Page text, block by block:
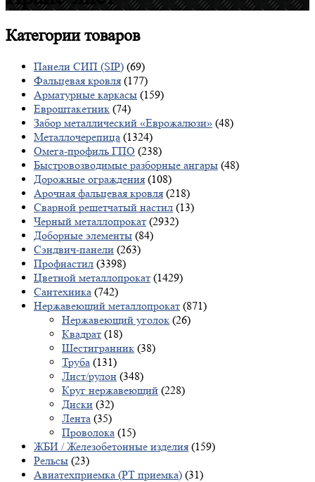
Категориитоваров
Панели СИП (SIP) (69)
Фальцевая кровля (177)
Арматурные каркасы (159)
Евроштакетник (74)
Забор металлический «Еврожалюзи» (48)
Металлочерепица (1324)
Омега-профиль ГПО (238)
Быстровозводимые разборные ангары (48)
Дорожные ограждения (108)
Арочная фальцевая кровля (218)
Сварной решетчатый настил (13)
Черный металлопрокат (2932)
Доборные элементы (84)
Сэндвич-панели (263)
Профнастил (3398)
Цветной металлопрокат (1429)
Сантехника (742)
Нержавеющий металлопрокат (871)
Нержавеющий уголок (26)
Квадрат (18)
Шестигранник (38)
Труба (131)
Лист/рулон (348)
Круг нержавеющий (228)
Диски (32)
Лента (35)
Проволока (15)
ЖБИ / Железобетонные изделия (159)
Рельсы (23)
Авиатехприемка (РТ приемка) (31)